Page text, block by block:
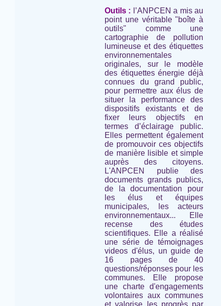
Outils :
l’ANPCEN a mis au
point une véritable "boîte à
outils" comme une
cartographie de pollution
lumineuse et des étiquettes
environnementales
originales, sur le modèle
des étiquettes énergie déjà
connues du grand public,
pour permettre aux élus de
situer la performance des
dispositifs existants et de
fixer leurs objectifs en
termes d’éclairage public.
Elles permettent également
de promouvoir ces objectifs
de manière lisible et simple
auprès des citoyens.
L'ANPCEN publie des
documents grands publics,
de la documentation pour
les élus et équipes
municipales, les acteurs
environnementaux... Elle
recense des études
scientifiques. Elle a réalisé
une série de témoignages
videos d'élus, un guide de
16 pages de 40
questions/réponses pour les
communes. Elle propose
une charte d'engagements
volontaires aux communes
et valorise les progrès par